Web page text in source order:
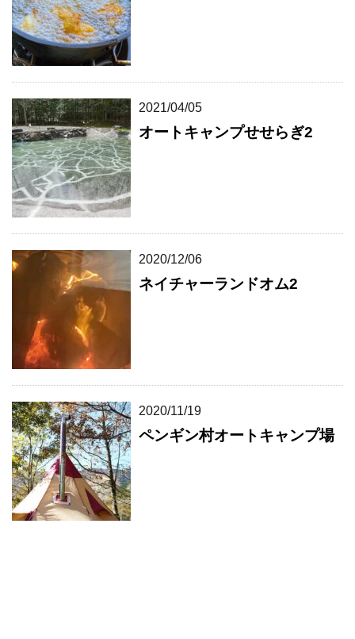
2021/04/05
オートキャンプせせらぎ2
2020/12/06
ネイチャーランドオム2
2020/11/19
ペンギン村オートキャンプ場